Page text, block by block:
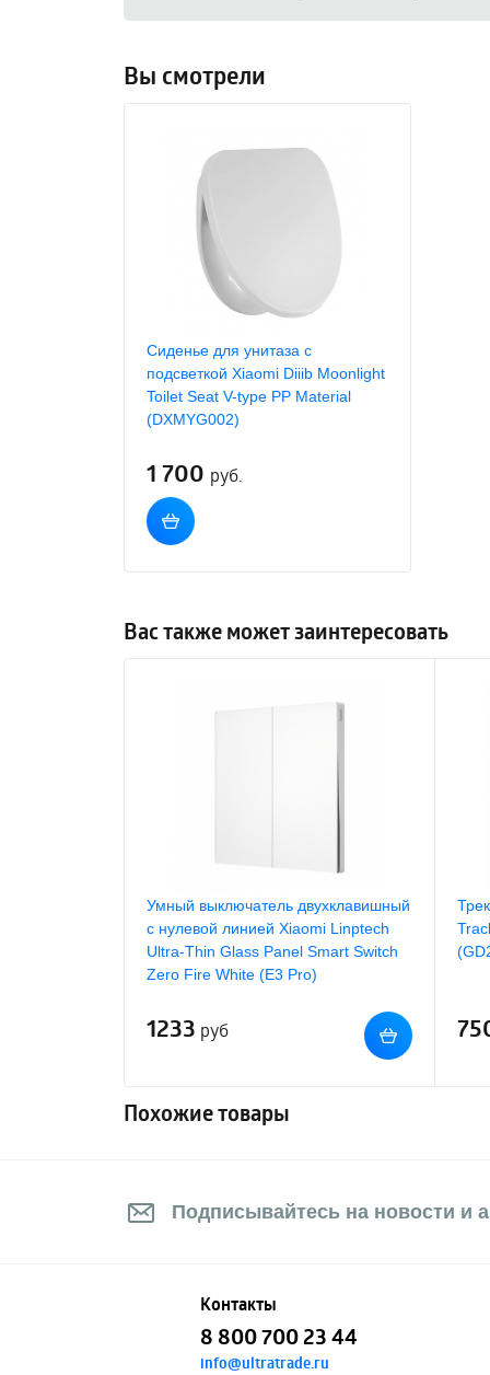
Вы смотрели
Сиденье для унитаза с
подсветкой Xiaomi Diiib Moonlight
Toilet Seat V-type PP Material
(DXMYG002)
1 700 руб.
Вас также может заинтересовать
Умный выключатель двухклавишный
с нулевой линией Xiaomi Linptech
Ultra-Thin Glass Panel Smart Switch
Zero Fire White (E3 Pro)
1233 руб
Похожие товары
Подписывайтесь на новости и
Контакты
8 800 700 23 44
info@ultratrade.ru